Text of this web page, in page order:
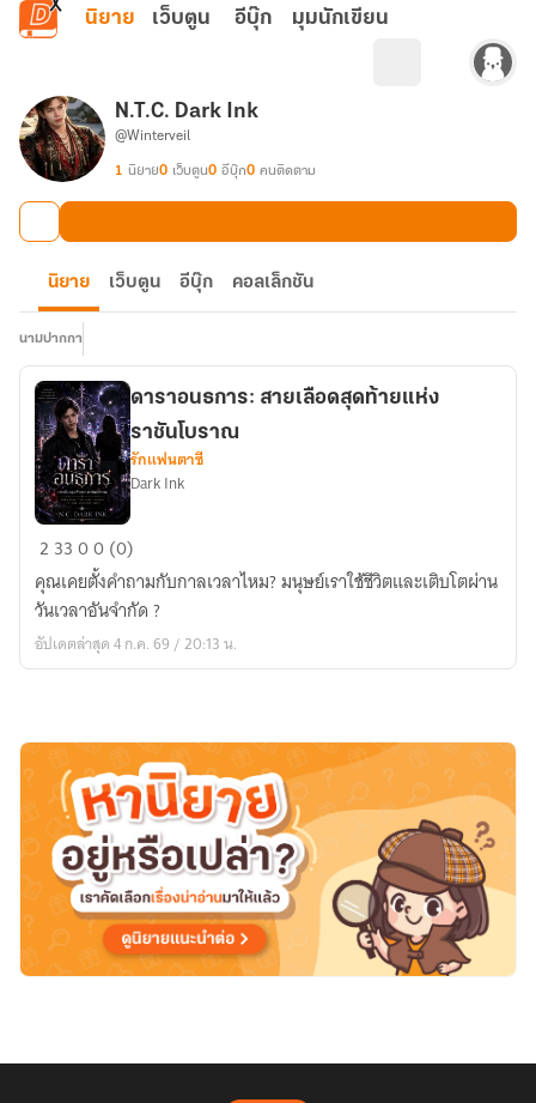
ข้ามไปยังเนื้อหาหลัก
นิยาย เว็บตูน อีบุ๊ก มุมนักเขียน
N.T.C. Dark Ink
@Winterveil
1 นิยาย0 เว็บตูน0 อีบุ๊ก0 คนติดตาม
นิยาย เว็บตูน อีบุ๊ก คอลเล็กชัน
นามปากกา
ดารา
อนธการ:
สาย
เลือด
สุดท้าย
โบราณ
ดาราอนธการ: สายเลือดสุดท้ายแห่ง
ราชันโบราณ
รักแฟนตาซี
Dark Ink
2 3300 (0)
คุณเคยตั้งคำถามกับกาลเวลาไหม? มนุษย์เราใช้ชีวิตและเติบโตผ่าน
วันเวลาอันจำกัด ?
อัปเดตล่าสุด 4 ก.ค. 69 / 20:13 น.